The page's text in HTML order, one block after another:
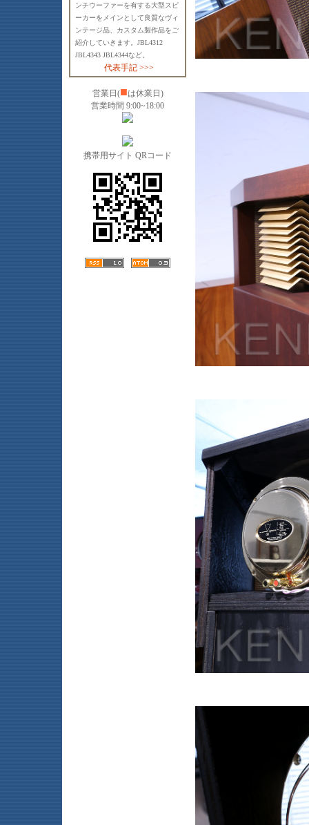
ンチウーファーを有する大型スピ
ーカーをメインとして良質なヴィ
ンテージ品、カスタム製作品をご
紹介していきます。JBL4312
JBL4343 JBL4344など。
代表手記 >>>
営業日(■は休業日)
営業時間 9:00~18:00
携帯用サイト QRコード